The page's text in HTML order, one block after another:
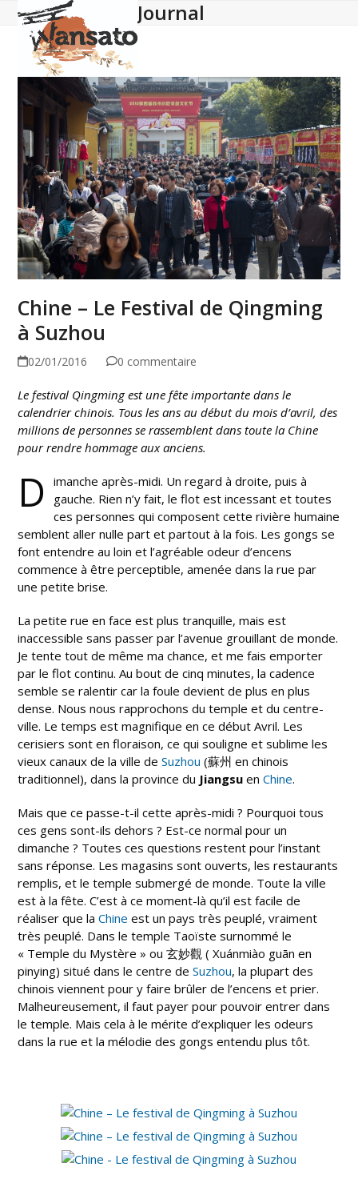
Skip
content
Open
mobile
menu
Close
mobile
menu
Journal
Chine – Le Festival de Qingming
à Suzhou
02/01/2016 0 commentaire
Le festival Qingming est une fête importante dans le
calendrier chinois. Tous les ans au début du mois d’avril, des
millions de personnes se rassemblent dans toute la Chine
pour rendre hommage aux anciens.
D
imanche après-midi. Un regard à droite, puis à
gauche. Rien n’y fait, le flot est incessant et toutes
ces personnes qui composent cette rivière humaine
semblent aller nulle part et partout à la fois. Les gongs se
font entendre au loin et l’agréable odeur d’encens
commence à être perceptible, amenée dans la rue par
une petite brise.
La petite rue en face est plus tranquille, mais est
inaccessible sans passer par l’avenue grouillant de monde.
Je tente tout de même ma chance, et me fais emporter
par le flot continu. Au bout de cinq minutes, la cadence
semble se ralentir car la foule devient de plus en plus
dense. Nous nous rapprochons du temple et du centre-
ville. Le temps est magnifique en ce début Avril. Les
cerisiers sont en floraison, ce qui souligne et sublime les
vieux canaux de la ville deSuzhou (蘇州 en chinois
traditionnel), dans la province du Jiangsu enChine.
Mais que ce passe-t-il cette après-midi ? Pourquoi tous
ces gens sont-ils dehors ? Est-ce normal pour un
dimanche ? Toutes ces questions restent pour l’instant
sans réponse. Les magasins sont ouverts, les restaurants
remplis, et le temple submergé de monde. Toute la ville
est à la fête. C’est à ce moment-là qu’il est facile de
réaliser que laChine est un pays très peuplé, vraiment
très peuplé. Dans le temple Taoïste surnommé le
« Temple du Mystère » ou 玄妙觀 ( Xuánmiào guān en
pinying) situé dans le centre deSuzhou, la plupart des
chinois viennent pour y faire brûler de l’encens et prier.
Malheureusement, il faut payer pour pouvoir entrer dans
le temple. Mais cela à le mérite d’expliquer les odeurs
dans la rue et la mélodie des gongs entendu plus tôt.